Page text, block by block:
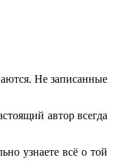
Не записанные
автор всегда
узнаете всё о той